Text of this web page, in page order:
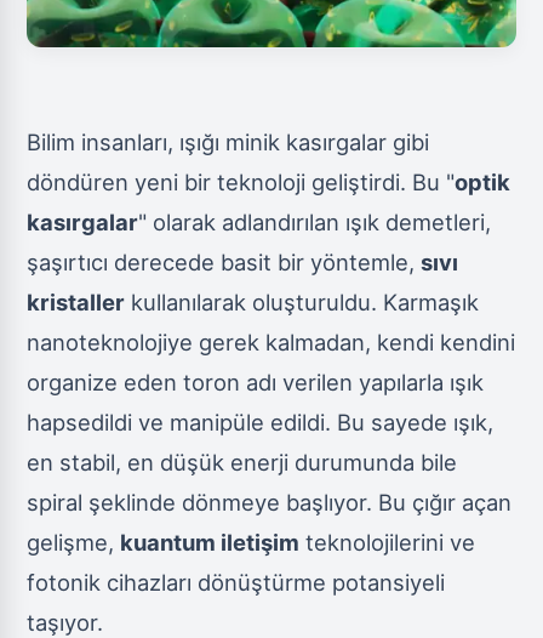
Bilim insanları, ışığı minik kasırgalar gibi
döndüren yeni bir teknoloji geliştirdi. Bu "optik
kasırgalar" olarak adlandırılan ışık demetleri,
şaşırtıcı derecede basit bir yöntemle,sıvı
kristaller kullanılarak oluşturuldu. Karmaşık
nanoteknolojiye gerek kalmadan, kendi kendini
organize eden toron adı verilen yapılarla ışık
hapsedildi ve manipüle edildi. Bu sayede ışık,
en stabil, en düşük enerji durumunda bile
spiral şeklinde dönmeye başlıyor. Bu çığır açan
gelişme, kuantum iletişim teknolojilerini ve
fotonik cihazları dönüştürme potansiyeli
taşıyor.